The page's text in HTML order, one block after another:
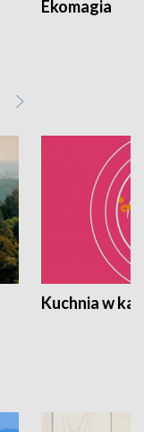
Ekomagia
Kuchnia w